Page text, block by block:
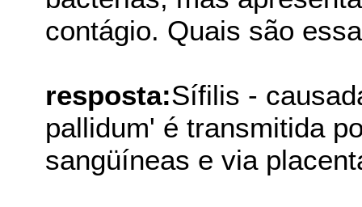
contágio. Quais são
resposta:Sífilis -
pallidum' é transmitida
sangüíneas e via